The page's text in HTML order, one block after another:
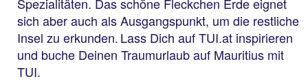
sich aber auch als Ausgangspunkt, um die restliche
Insel zu erkunden. Lass Dich auf TUI.at inspirieren
und buche Deinen Traumurlaub auf Mauritius mit
TUI.